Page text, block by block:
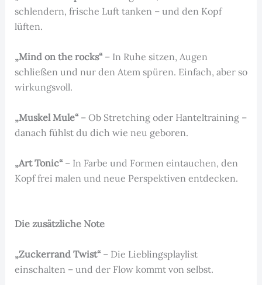
schlendern, frische Luft tanken – und den Kopf
lüften.
„Mind on the rocks“– In Ruhe sitzen, Augen
schließen und nur den Atem spüren. Einfach, aber so
wirkungsvoll.
„Muskel Mule“– Ob Stretching oder Hanteltraining –
danach fühlst du dich wie neu geboren.
„Art Tonic“– In Farbe und Formen eintauchen, den
Kopf frei malen und neue Perspektiven entdecken.
Die zusätzliche Note
„Zuckerrand Twist“– Die Lieblingsplaylist
einschalten – und der Flow kommt von selbst.